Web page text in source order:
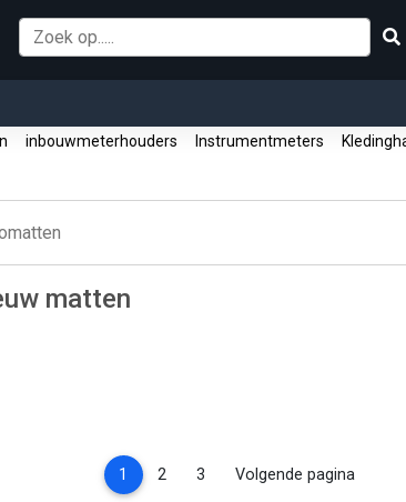
inbouwmeterhouders Instrumentmeters
matten
1 (current)
2 3 Volgende pagina